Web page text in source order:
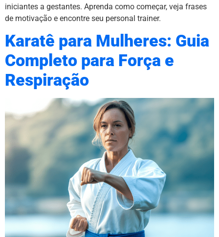
iniciantes a gestantes. Aprenda como começar, veja frases
de motivação e encontre seu personal trainer.
Karatê para Mulheres: Guia
Completo para Força e
Respiração